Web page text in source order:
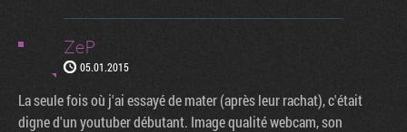
ZeP
05.01.2015
La seule fois où j'ai essayé de mater (après leur rachat), c'était
digne d'un youtuber débutant. Image qualité webcam, son